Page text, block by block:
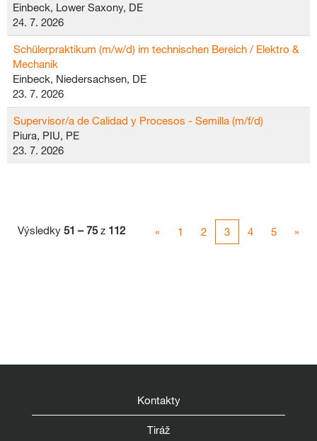
Einbeck, Lower Saxony, DE
24. 7. 2026
Schülerpraktikum (m/w/d) im technischen Bereich / Elektro &
Mechanik
Einbeck, Niedersachsen, DE
23. 7. 2026
Supervisor/a de Calidad y Procesos - Semilla (m/f/d)
Piura, PIU, PE
23. 7. 2026
Výsledky 51 – 75z 112 « 1 2 3 4 5 »
Kontakty
Tiráž